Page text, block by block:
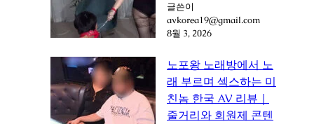
글쓴이
avkorea19@gmail.com
8월 3, 2026
노포왕 노래방에서 노
래 부르며 섹스하는 미
친놈 한국 AV 리뷰｜
줄거리와 회원제 콘텐